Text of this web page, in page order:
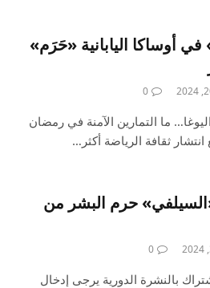
أوساكا اليابانية «حَرَم»
0
ما التمارين الآمنة في رمضان
ثقافة الرياضة أكثر…
حرم البشر من
0
بالنشرة الدورية يرجى إدخال